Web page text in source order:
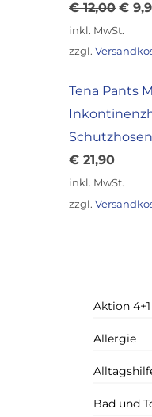
€12,00
Preis
war:
€
inkl. MwSt.
zzgl.
Tena Pants
€ 21,90
inkl. MwSt.
zzgl.
Aktion 4+1
Allergie
Bad und